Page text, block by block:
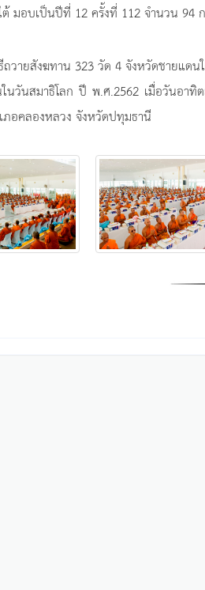
ต้ มอบเป็นปีที่ 12 ครั้งที่ 112 จำนวน
วายสังฆทาน 323 วัด 4 จังหวัดชายแด
นวันสมาธิโลก ปี พ.ศ.2562 เมื่อวันอา
ภอคลองหลวง จังหวัดปทุมธานี